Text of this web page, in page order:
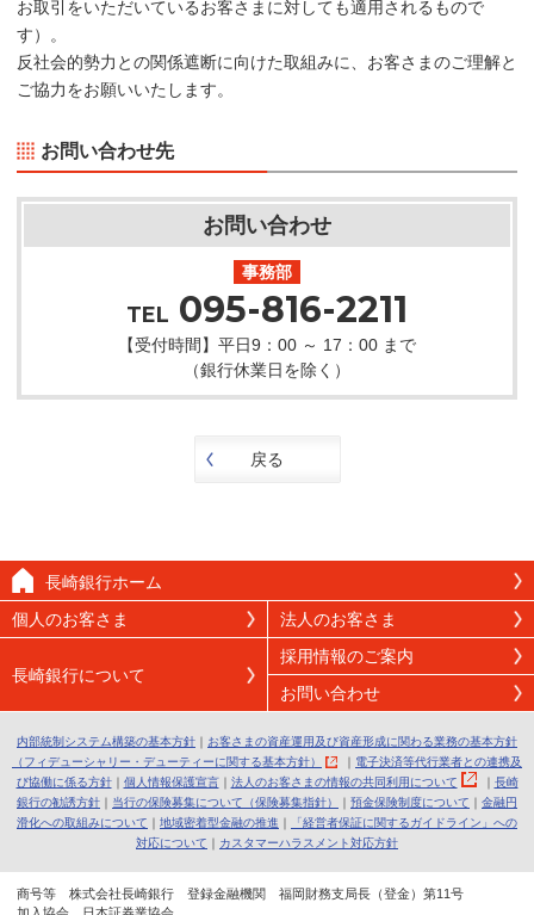
お取引をいただいているお客さまに対しても適用されるもので
す）。
反社会的勢力との関係遮断に向けた取組みに、お客さまのご理解と
ご協力をお願いいたします。
お問い合わせ先
お問い合わせ
事務部
TEL 095-816-2211
【受付時間】平日9：00 ～ 17：00 まで
（銀行休業日を除く）
戻る
長崎銀行ホーム
個人のお客さま
法人のお客さま
長崎銀行について
採用情報のご案内
お問い合わせ
内部統制システム構築の基本方針 ｜ お客さまの資産運用及び資産形成に関わる業務の基本方針
（フィデューシャリー・デューティーに関する基本方針）
｜ 電子決済等代行業者との連携及
び協働に係る方針｜ 個人情報保護宣言｜ 法人のお客さまの情報の共同利用について ｜ 長崎
銀行の勧誘方針 ｜ 当行の保険募集について（保険募集指針） ｜ 預金保険制度について ｜ 金融円
滑化への取組みについて ｜ 地域密着型金融の推進 ｜
「経営者保証に関するガイドライン」への
対応について ｜ カスタマーハラスメント対応方針
商号等 株式会社長崎銀行 登録金融機関 福岡財務支局長（登金）第11号